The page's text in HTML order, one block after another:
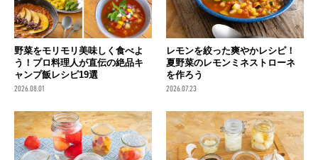
野菜をモリモリ美味しく食べよ
う！プロ料理人が直伝の絶品キ
ャンプ飯レシピ19選
2026.08.01
レモンを絞った爽やかレシピ！
夏野菜のレモンミネストローネ
を作ろう
2026.07.23